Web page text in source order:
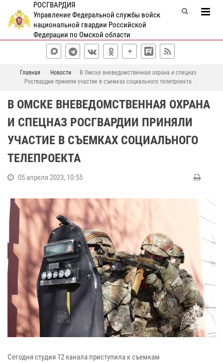
РОСГВАРДИЯ
Управление Федеральной службы войск
национальной гвардии Российской
Федерации по Омской области
Главная Новости
В Омске вневедомственная охрана и спецназ
Росгвардии приняли участие в съемках социального телепроекта
В ОМСКЕ ВНЕВЕДОМСТВЕННАЯ ОХРАНА
И СПЕЦНАЗ РОСГВАРДИИ ПРИНЯЛИ
УЧАСТИЕ В СЪЕМКАХ СОЦИАЛЬНОГО
ТЕЛЕПРОЕКТА
05 апреля 2023, 10:55
Сегодня студия 12 канала приступила к съемкам